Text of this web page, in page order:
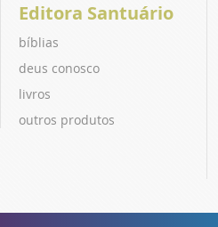
Editora Santuário
bíblias
deus conosco
livros
outros produtos